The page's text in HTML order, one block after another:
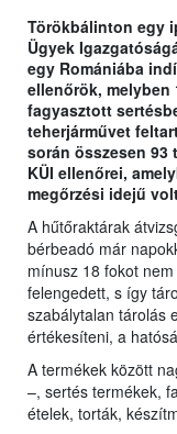
Törökbálinton egy
Ügyek
egy Romániába
ellenőrök, melyben
fagyasztott
teherjárművet
során összesen 93
KÜI ellenőrei,
megőrzési idejű
A hűtőraktárak
bérbeadó már
mínusz 18 fokot
felengedett, s így
szabálytalan tárolás
értékesíteni, a
A termékek között
–, sertés termékek,
ételek, torták,